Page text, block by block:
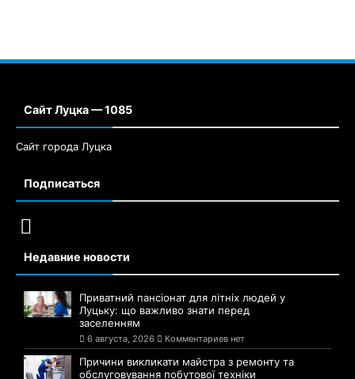
Сайт Луцка — 1085
Сайт города Луцка
Подписаться
Недавние новости
Приватний пансіонат для літніх людей у
Луцьку: що важливо знати перед
заселенням
6 августа, 2026 Комментариев нет
Причини викликати майстра з ремонту та
обслуговування побутової техніки